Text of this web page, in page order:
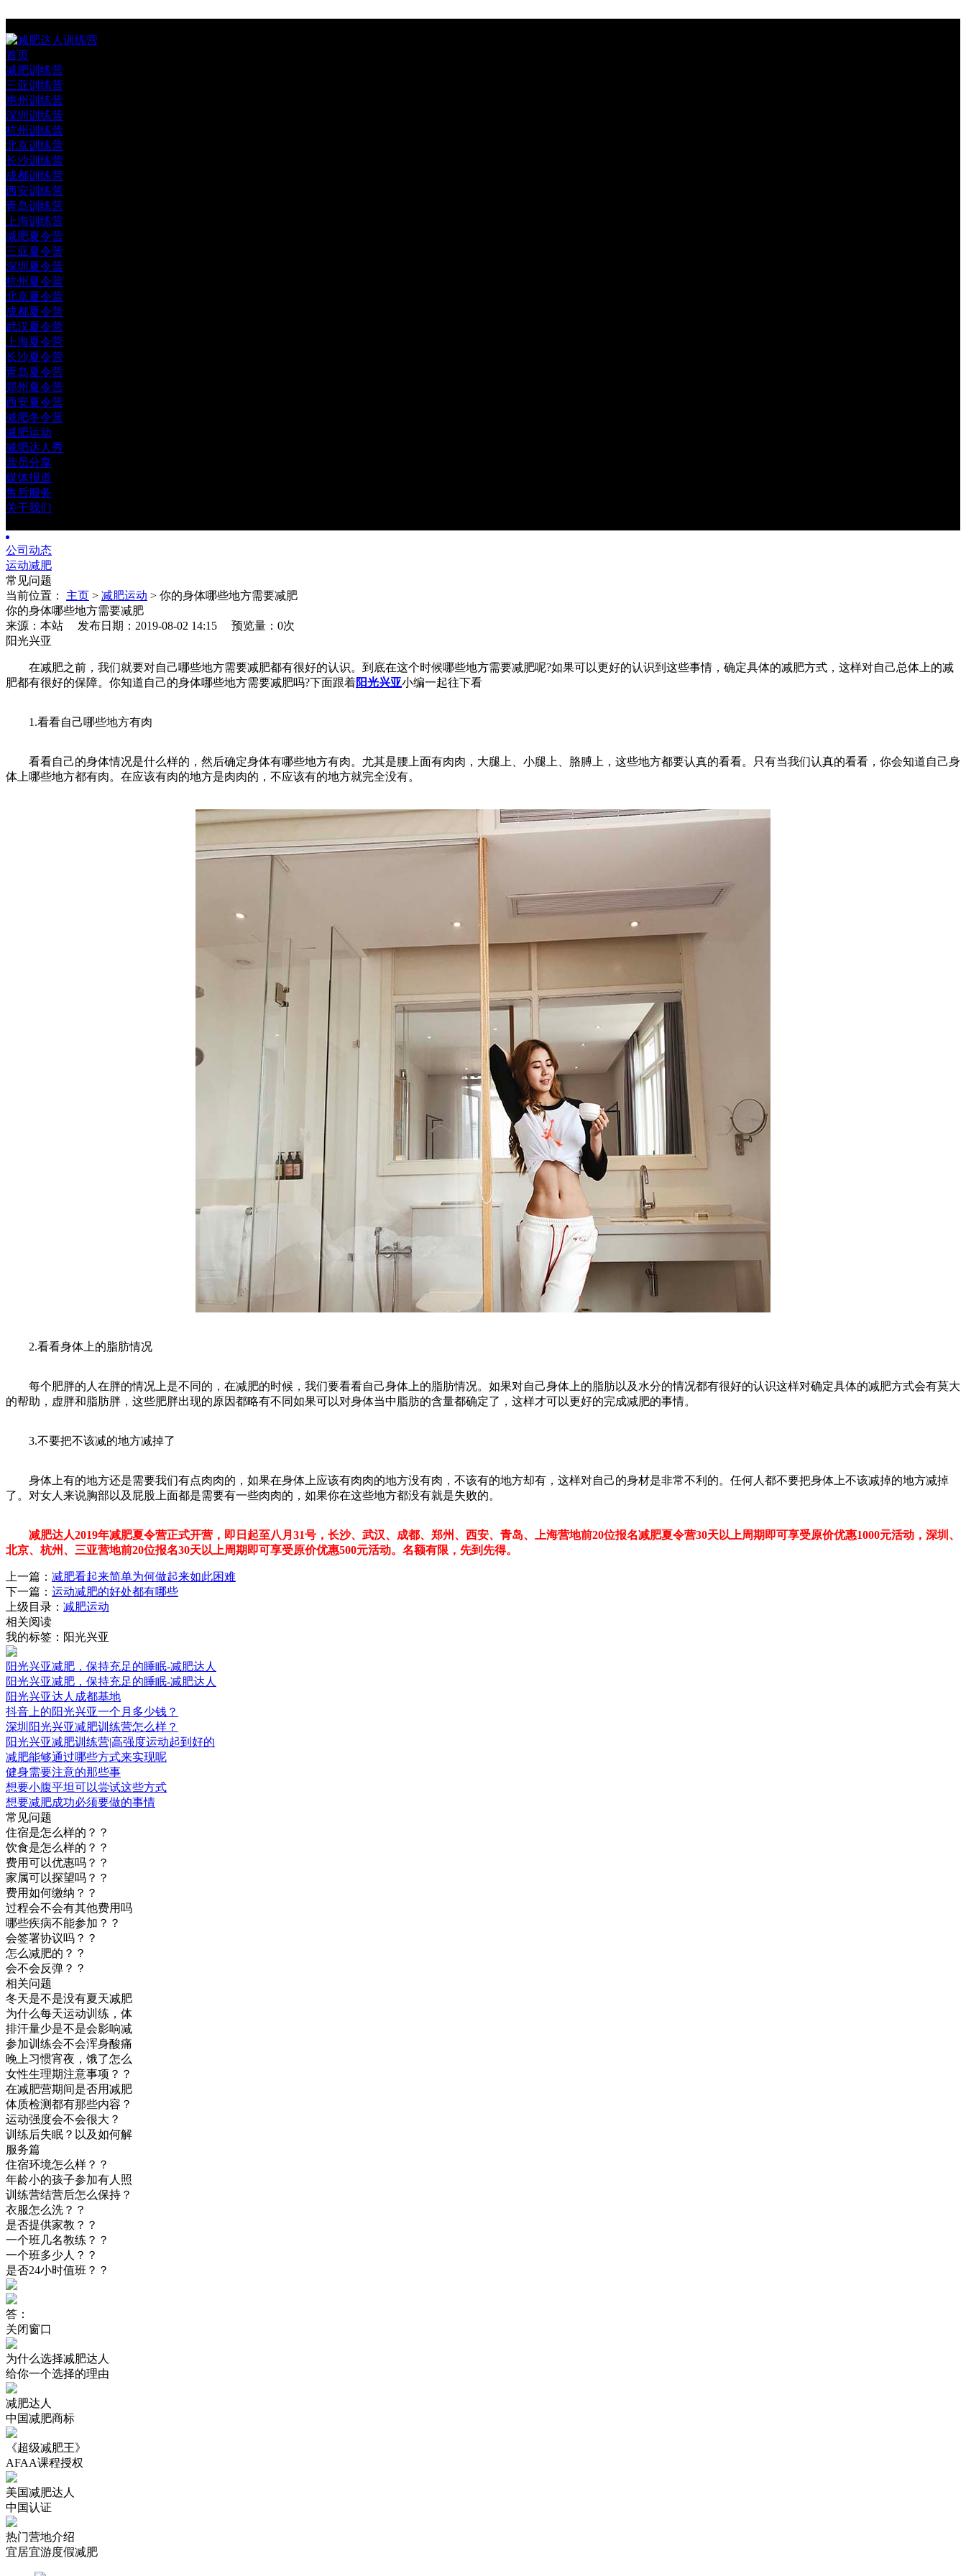
首页
减肥训练营
三亚训练营
惠州训练营
深圳训练营
杭州训练营
北京训练营
长沙训练营
成都训练营
西安训练营
青岛训练营
上海训练营
减肥夏令营
三亚夏令营
深圳夏令营
杭州夏令营
北京夏令营
成都夏令营
武汉夏令营
上海夏令营
长沙夏令营
青岛夏令营
郑州夏令营
西安夏令营
减肥冬令营
减肥运动
减肥达人秀
营员分享
媒体报道
售后服务
关于我们
公司动态
运动减肥
常见问题
当前位置： 主页 > 减肥运动 > 你的身体哪些地方需要减肥
你的身体哪些地方需要减肥
来源：本站 发布日期：2019-08-02 14:15
预览量：0次
阳光兴亚
在减肥之前，我们就要对自己哪些地方需要减肥都有很好的认识。到底在这个时候哪些地方需要减肥呢?如果可以更好的认识到这些事情，确定具体的减肥方式，这样对自己总体上的减
肥都有很好的保障。你知道自己的身体哪些地方需要减肥吗?下面跟着阳光兴亚小编一起往下看
1.看看自己哪些地方有肉
看看自己的身体情况是什么样的，然后确定身体有哪些地方有肉。尤其是腰上面有肉肉，大腿上、小腿上、胳膊上，这些地方都要认真的看看。只有当我们认真的看看，你会知道自己身
体上哪些地方都有肉。在应该有肉的地方是肉肉的，不应该有的地方就完全没有。
2.看看身体上的脂肪情况
每个肥胖的人在胖的情况上是不同的，在减肥的时候，我们要看看自己身体上的脂肪情况。如果对自己身体上的脂肪以及水分的情况都有很好的认识这样对确定具体的减肥方式会有莫大
的帮助，虚胖和脂肪胖，这些肥胖出现的原因都略有不同如果可以对身体当中脂肪的含量都确定了，这样才可以更好的完成减肥的事情。
3.不要把不该减的地方减掉了
身体上有的地方还是需要我们有点肉肉的，如果在身体上应该有肉肉的地方没有肉，不该有的地方却有，这样对自己的身材是非常不利的。任何人都不要把身体上不该减掉的地方减掉
了。对女人来说胸部以及屁股上面都是需要有一些肉肉的，如果你在这些地方都没有就是失败的。
减肥达人2019年减肥夏令营正式开营，即日起至八月31号，长沙、武汉、成都、郑州、西安、青岛、上海营地前20位报名减肥夏令营30天以上周期即可享受原价优惠1000元活动，深圳、
北京、杭州、三亚营地前20位报名30天以上周期即可享受原价优惠500元活动。名额有限，先到先得。
上一篇： 减肥看起来简单为何做起来如此困难
下一篇： 运动减肥的好处都有哪些
上级目录： 减肥运动
相关阅读
我的标签：阳光兴亚
阳光兴亚减肥，保持充足的睡眠-减肥达人
阳光兴亚减肥，保持充足的睡眠-减肥达人
阳光兴亚达人成都基地
抖音上的阳光兴亚一个月多少钱？
深圳阳光兴亚减肥训练营怎么样？
阳光兴亚减肥训练营|高强度运动起到好的
减肥能够通过哪些方式来实现呢
健身需要注意的那些事
想要小腹平坦可以尝试这些方式
想要减肥成功必须要做的事情
常见问题
住宿是怎么样的？？
饮食是怎么样的？？
费用可以优惠吗？？
家属可以探望吗？？
费用如何缴纳？？
过程会不会有其他费用吗
哪些疾病不能参加？？
会签署协议吗？？
怎么减肥的？？
会不会反弹？？
相关问题
冬天是不是没有夏天减肥
为什么每天运动训练，体
排汗量少是不是会影响减
参加训练会不会浑身酸痛
晚上习惯宵夜，饿了怎么
女性生理期注意事项？？
在减肥营期间是否用减肥
体质检测都有那些内容？
运动强度会不会很大？
训练后失眠？以及如何解
服务篇
住宿环境怎么样？？
年龄小的孩子参加有人照
训练营结营后怎么保持？
衣服怎么洗？？
是否提供家教？？
一个班几名教练？？
一个班多少人？？
是否24小时值班？？
答：
关闭窗口
为什么选择减肥达人
给你一个选择的理由
减肥达人
中国减肥商标
《超级减肥王》
AFAA课程授权
美国减肥达人
中国认证
热门营地介绍
宜居宜游度假减肥